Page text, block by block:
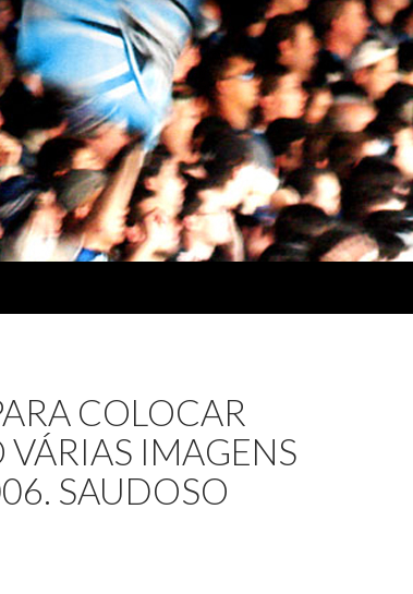
COLOCAR
IMAGENS
SAUDOSO